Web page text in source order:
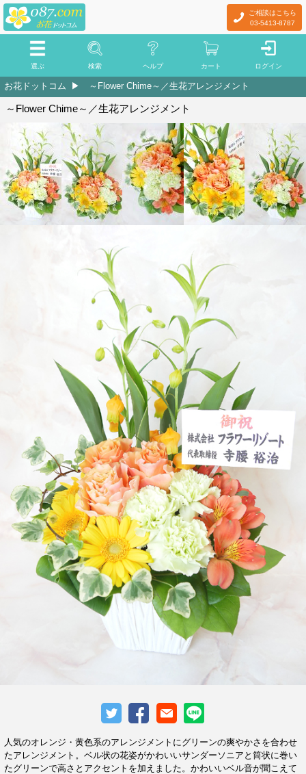
ご相談はこちら
03-5413-8787
選ぶ 検索 ヘルプ カート ログイン
お花ドットコム ～Flower Chime～／生花アレンジメント
～Flower Chime～／生花アレンジメント
人気のオレンジ・黄色系のアレンジメントにグリーンの爽やかさを合わせ
たアレンジメント。ベル状の花姿がかわいいサンダーソニアと筒状に巻い
たグリーンで高さとアクセントを加えました。かわいいベル音が聞こえて